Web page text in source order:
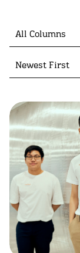
All Columns
Newest First